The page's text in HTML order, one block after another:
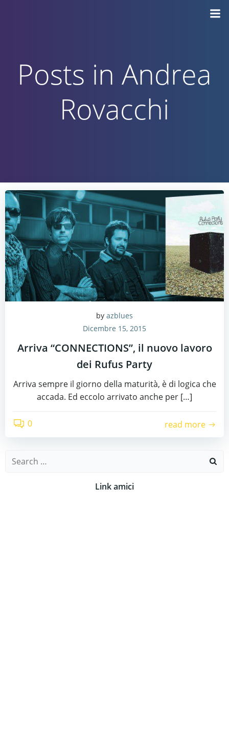
Posts in Andrea
Rovacchi
by azblues
Dicembre 15, 2015
Arriva “CONNECTIONS”, il nuovo lavoro
dei Rufus Party
Arriva sempre il giorno della maturità, è di logica che
accada. Ed eccolo arrivato anche per […]
0 read more
Search
Link amici